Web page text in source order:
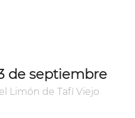
de septiembre
Limón de Tafí Viejo